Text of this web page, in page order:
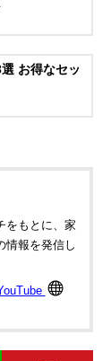
お得なセッ
をもとに、家
情報を発信し